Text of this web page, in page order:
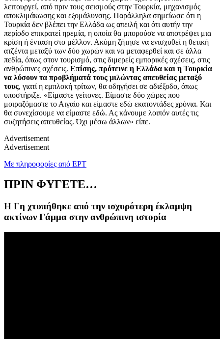
λειτουργεί, από πριν τους σεισμούς στην Τουρκία, μηχανισμός
αποκλιμάκωσης και εξομάλυνσης. Παράλληλα σημείωσε ότι η
Τουρκία δεν βλέπει την Ελλάδα ως απειλή και ότι αυτήν την
περίοδο επικρατεί ηρεμία, η οποία θα μπορούσε να αποτρέψει μια
κρίση ή ένταση στο μέλλον. Ακόμη ζήτησε να ενισχυθεί η θετική
ατζέντα μεταξύ των δύο χωρών και να μεταφερθεί και σε άλλα
πεδία, όπως στον τουρισμό, στις διμερείς εμπορικές σχέσεις, στις
ανθρώπινες σχέσεις. Επίσης, πρότεινε η Ελλάδα και η Τουρκία
να λύσουν τα προβλήματά τους μιλώντας απευθείας μεταξύ
τους, γιατί η εμπλοκή τρίτων, θα οδηγήσει σε αδιέξοδο, όπως
υποστήριξε. «Είμαστε γείτονες. Είμαστε δύο χώρες που
μοιραζόμαστε το Αιγαίο και είμαστε εδώ εκατοντάδες χρόνια. Και
θα συνεχίσουμε να είμαστε εδώ. Ας κάνουμε λοιπόν αυτές τις
συζητήσεις απευθείας. Όχι μέσω άλλων» είπε.
Advertisement
Advertisement
Με πληροφορίες από ΕΡΤ
ΠΡΙΝ ΦΥΓΕΤΕ…
Η Γη χτυπήθηκε από την ισχυρότερη έκλαμψη
ακτίνων Γάμμα στην ανθρώπινη ιστορία